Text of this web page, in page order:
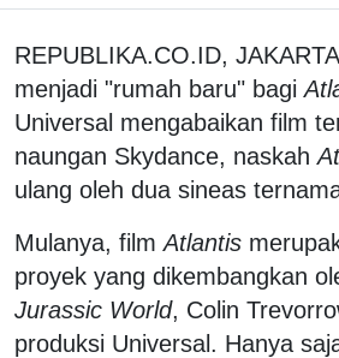
REPUBLIKA.CO.ID,
menjadi "rumah baru" bagi
Universal mengabaikan film
naungan Skydance, naskah
ulang oleh dua sineas
Mulanya, filmAtlantis
proyek yang dikembangkan
Jurassic World, Colin
produksi Universal. Hanya